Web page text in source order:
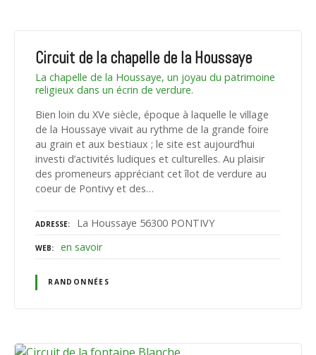
Circuit de la chapelle de la Houssaye
La chapelle de la Houssaye, un joyau du patrimoine
religieux dans un écrin de verdure.
Bien loin du XVe siècle, époque à laquelle le village
de la Houssaye vivait au rythme de la grande foire
au grain et aux bestiaux ; le site est aujourd’hui
investi d’activités ludiques et culturelles. Au plaisir
des promeneurs appréciant cet îlot de verdure au
coeur de Pontivy et des…
ADRESSE La Houssaye 56300 PONTIVY
WEB en savoir
RANDONNÉES